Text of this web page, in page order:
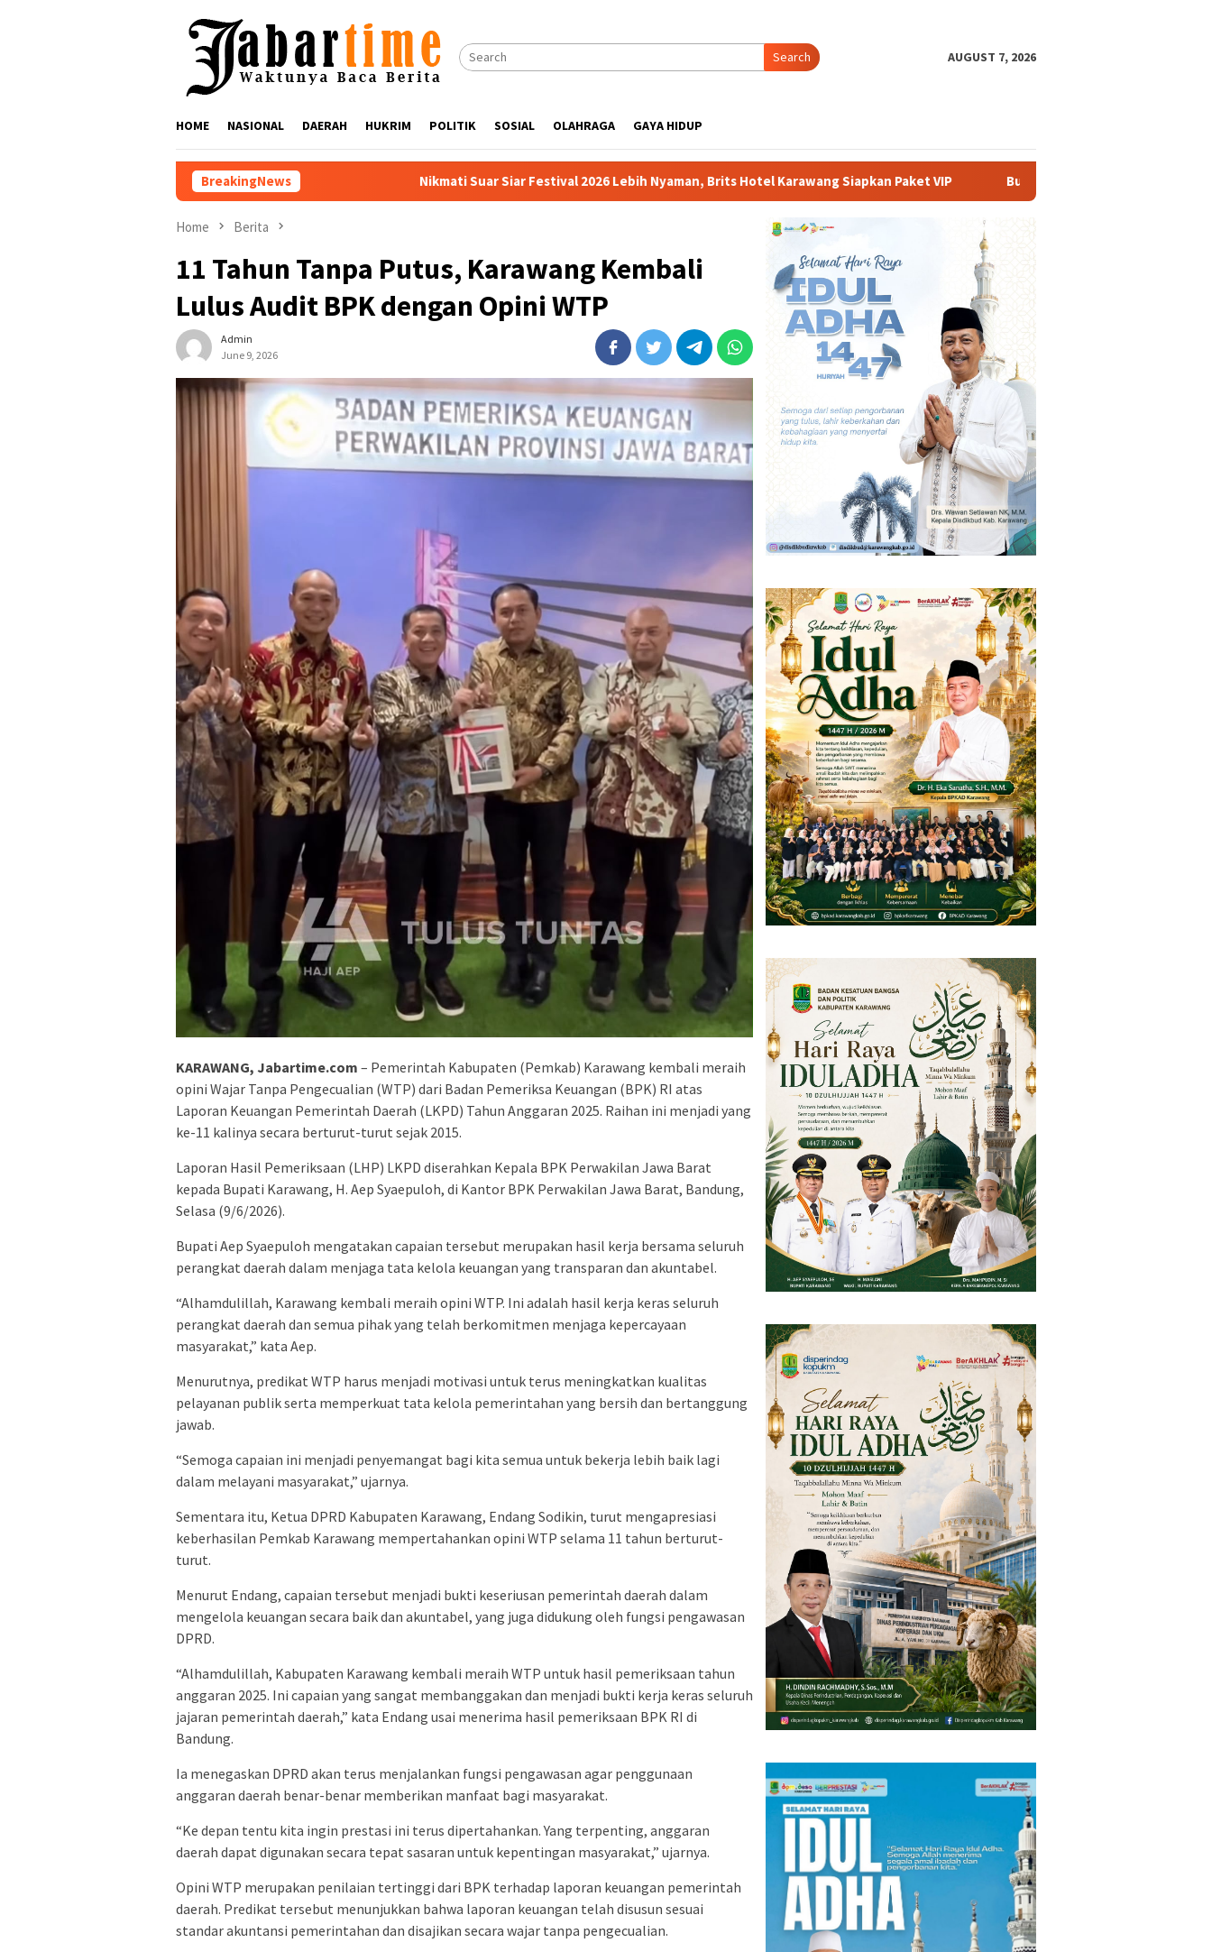
Search AUGUST 7, 2026
HOME NASIONAL DAERAH HUKRIM POLITIK SOSIAL OLAHRAGA GAYA HIDUP
BreakingNewsNikmati Suar Siar Festival 2026 Lebih Nyaman, Brits Hotel Karawang Siapkan Paket VIP Buka PKKMB 2026, Rektor UNSIKA Ajak Mahasiswa Berani
Home Berita
11 Tahun Tanpa Putus, Karawang Kembali
Lulus Audit BPK dengan Opini WTP
Admin
June 9, 2026
KARAWANG, Jabartime.com – Pemerintah Kabupaten (Pemkab) Karawang kembali meraih
opini Wajar Tanpa Pengecualian (WTP) dari Badan Pemeriksa Keuangan (BPK) RI atas
Laporan Keuangan Pemerintah Daerah (LKPD) Tahun Anggaran 2025. Raihan ini menjadi yang
ke-11 kalinya secara berturut-turut sejak 2015.
Laporan Hasil Pemeriksaan (LHP) LKPD diserahkan Kepala BPK Perwakilan Jawa Barat
kepada Bupati Karawang, H. Aep Syaepuloh, di Kantor BPK Perwakilan Jawa Barat, Bandung,
Selasa (9/6/2026).
Bupati Aep Syaepuloh mengatakan capaian tersebut merupakan hasil kerja bersama seluruh
perangkat daerah dalam menjaga tata kelola keuangan yang transparan dan akuntabel.
“Alhamdulillah, Karawang kembali meraih opini WTP. Ini adalah hasil kerja keras seluruh
perangkat daerah dan semua pihak yang telah berkomitmen menjaga kepercayaan
masyarakat,” kata Aep.
Menurutnya, predikat WTP harus menjadi motivasi untuk terus meningkatkan kualitas
pelayanan publik serta memperkuat tata kelola pemerintahan yang bersih dan bertanggung
jawab.
“Semoga capaian ini menjadi penyemangat bagi kita semua untuk bekerja lebih baik lagi
dalam melayani masyarakat,” ujarnya.
Sementara itu, Ketua DPRD Kabupaten Karawang, Endang Sodikin, turut mengapresiasi
keberhasilan Pemkab Karawang mempertahankan opini WTP selama 11 tahun berturut-
turut.
Menurut Endang, capaian tersebut menjadi bukti keseriusan pemerintah daerah dalam
mengelola keuangan secara baik dan akuntabel, yang juga didukung oleh fungsi pengawasan
DPRD.
“Alhamdulillah, Kabupaten Karawang kembali meraih WTP untuk hasil pemeriksaan tahun
anggaran 2025. Ini capaian yang sangat membanggakan dan menjadi bukti kerja keras seluruh
jajaran pemerintah daerah,” kata Endang usai menerima hasil pemeriksaan BPK RI di
Bandung.
Ia menegaskan DPRD akan terus menjalankan fungsi pengawasan agar penggunaan
anggaran daerah benar-benar memberikan manfaat bagi masyarakat.
“Ke depan tentu kita ingin prestasi ini terus dipertahankan. Yang terpenting, anggaran
daerah dapat digunakan secara tepat sasaran untuk kepentingan masyarakat,” ujarnya.
Opini WTP merupakan penilaian tertinggi dari BPK terhadap laporan keuangan pemerintah
daerah. Predikat tersebut menunjukkan bahwa laporan keuangan telah disusun sesuai
standar akuntansi pemerintahan dan disajikan secara wajar tanpa pengecualian.